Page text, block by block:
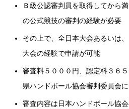
Ｂ級公認審判員を取得してから
の公式競技の審判の経験が必要
その上で、全日本大会あるいは
大会の経験で申請が可能
審査料５０００円、認定料３６
県ハンドボール協会審判委員会
審査内容は日本ハンドボール協